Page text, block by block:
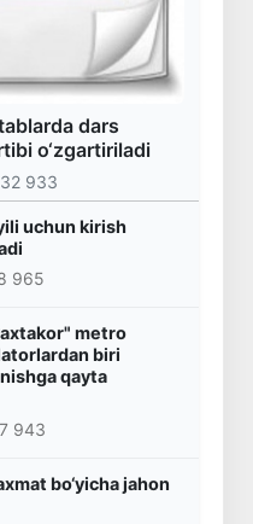
dars
o‘zgartiriladi
32 933
uchun kirish
965
metro
biri
qayta
7 943
bo‘yicha jahon